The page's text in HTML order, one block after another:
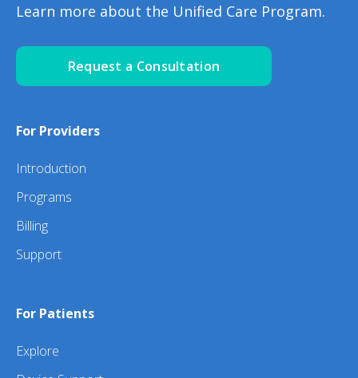
Learn more about the Unified Care Program.
Request a Consultation
For Providers
Introduction
Programs
Billing
Support
For Patients
Explore